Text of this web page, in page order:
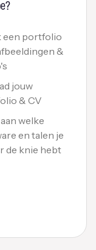
een portfolio
&
jouw
& CV
welke
en talen je
de knie hebt